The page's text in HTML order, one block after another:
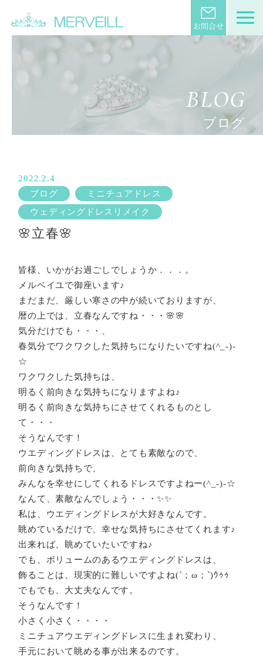
BLOG
ブログ
2022.2.4
ブログ
ミニチュアドレス
ウェディングドレスリメイク
🌸立春🌸
皆様、いかがお過ごしでしょうか．．．。
メルベイユで御座います♪
まだまだ、厳しい寒さの中が続いておりますが、
暦の上では、立春なんですね・・・🌸🌸
気分だけでも・・・、
春気分でワクワクした気持ちになりたいですね(^_-)-
☆
ワクワクした気持ちは、
明るく前向きな気持ちになりますよね♪
明るく前向きな気持ちにさせてくれるものとし
て・・・
そうなんです！
ウエディングドレスは、とても素敵なので、
前向きな気持ちで、
みんなを幸せにしてくれるドレスですよねー(^_-)-☆
なんて、素敵なんでしょう・・・✨✨
私は、ウエディングドレスが大好きなんです。
眺めているだけで、幸せな気持ちにさせてくれます♪
出来れば、眺めていたいですね♪
でも、ボリュームのあるウエディングドレスは、
飾ることは、現実的に難しいですよね(´；ω；`)ｳｩｩ
でもでも、大丈夫なんです。
そうなんです！
小さく小さく・・・・
ミニチュアウエディングドレスに生まれ変わり、
手元において眺める事が出来るのです。